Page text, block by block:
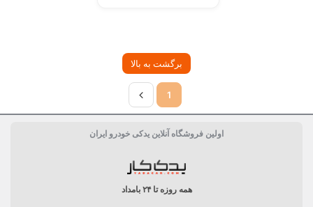
برگشت به بالا
1
اولین فروشگاه آنلاین یدکی خودرو ایران
همه روزه تا ۲۴ بامداد